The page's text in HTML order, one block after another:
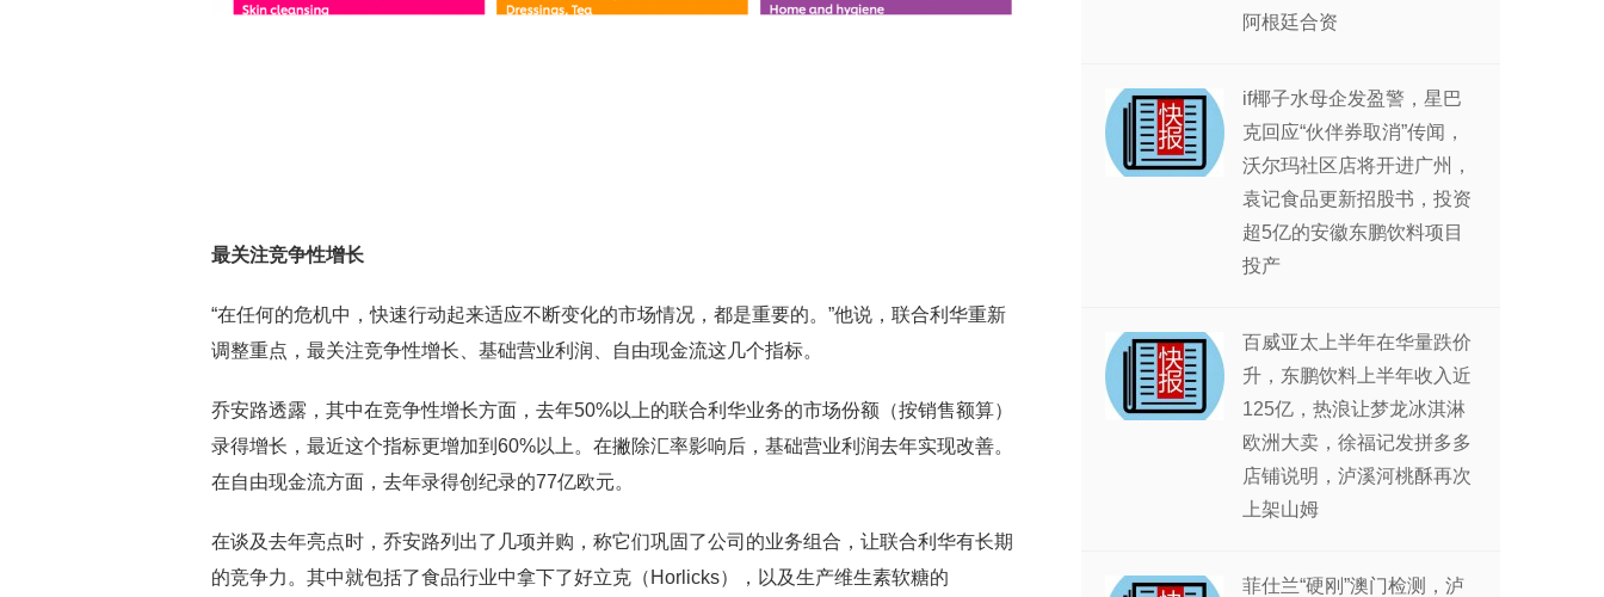
最关注竞争性增长
“在任何的危机中，快速行动起来适应不断变化的市场情况，都是重要的。”他说，联合利华重新
调整重点，最关注竞争性增长、基础营业利润、自由现金流这几个指标。
乔安路透露，其中在竞争性增长方面，去年50%以上的联合利华业务的市场份额（按销售额算）
录得增长，最近这个指标更增加到60%以上。在撇除汇率影响后，基础营业利润去年实现改善。
在自由现金流方面，去年录得创纪录的77亿欧元。
在谈及去年亮点时，乔安路列出了几项并购，称它们巩固了公司的业务组合，让联合利华有长期
的竞争力。其中就包括了食品行业中拿下了好立克（Horlicks），以及生产维生素软糖的
阿根廷合资
if椰子水母企发盈警，星巴
克回应“伙伴券取消”传闻，
沃尔玛社区店将开进广州，
袁记食品更新招股书，投资
超5亿的安徽东鹏饮料项目
投产
百威亚太上半年在华量跌价
升，东鹏饮料上半年收入近
125亿，热浪让梦龙冰淇淋
欧洲大卖，徐福记发拼多多
店铺说明，泸溪河桃酥再次
上架山姆
菲仕兰“硬刚”澳门检测，泸